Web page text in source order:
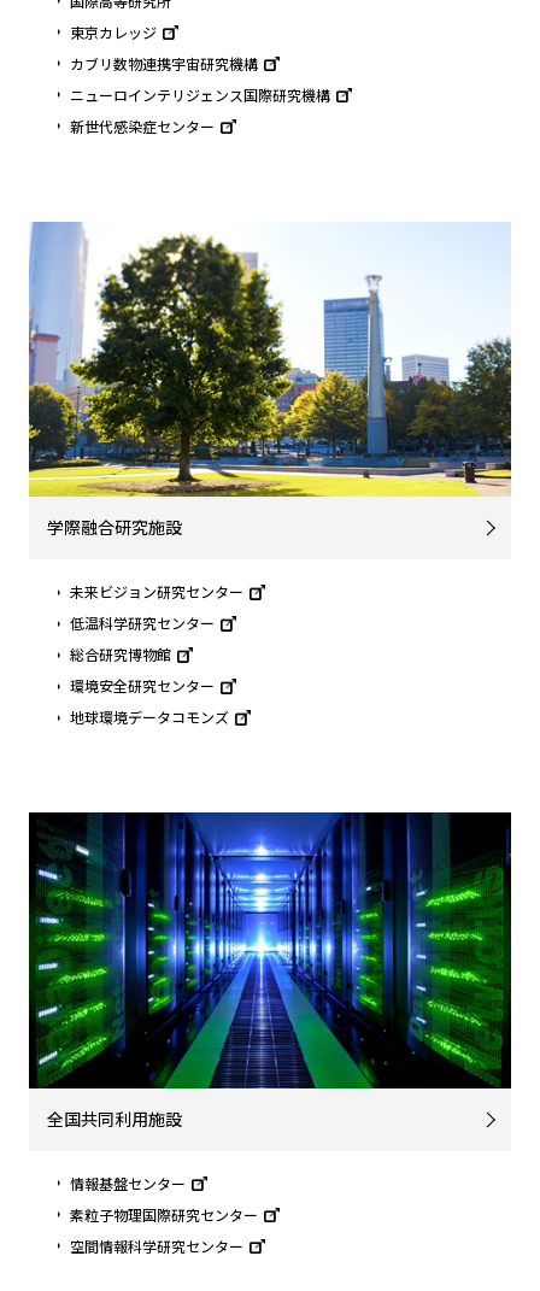
東京カレッジ
カブリ数物連携宇宙研究機構
ニューロインテリジェンス国際研究機構
新世代感染症センター
学際融合研究施設
未来ビジョン研究センター
低温科学研究センター
総合研究博物館
環境安全研究センター
地球環境データコモンズ
全国共同利用施設
情報基盤センター
素粒子物理国際研究センター
空間情報科学研究センター